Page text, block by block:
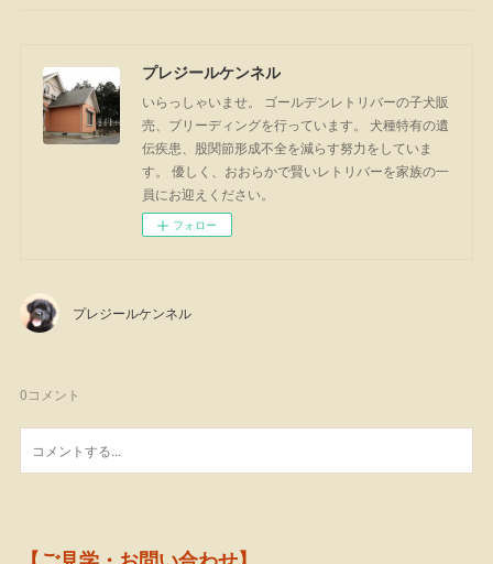
プレジールケンネル
いらっしゃいませ。 ゴールデンレトリバーの子犬販
売、ブリーディングを行っています。 犬種特有の遺
伝疾患、股関節形成不全を減らす努力をしていま
す。 優しく、おおらかで賢いレトリバーを家族の一
員にお迎えください。
フォロー
プレジールケンネル
0コメント